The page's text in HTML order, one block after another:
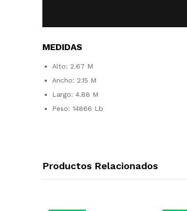
MEDIDAS
Alto: 2.67 M
Ancho: 2.15 M
Largo: 4.88 M
Peso: 14866 Lb
Productos Relacionados